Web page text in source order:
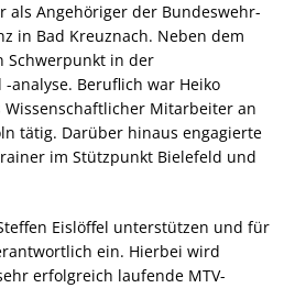
Angehöriger der Bundeswehr-
in Bad Kreuznach. Neben dem
Schwerpunkt in der
analyse. Beruflich war Heiko
Mitarbeiter an
tätig. Darüber hinaus engagierte
im Stützpunkt Bielefeld und
Eislöffel unterstützen und für
ein. Hierbei wird
erfolgreich laufende MTV-